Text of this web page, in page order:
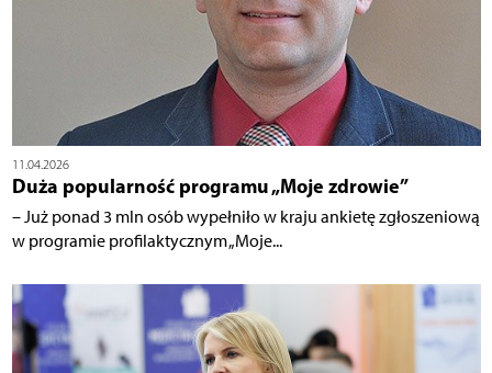
11.04.2026
Duża popularność programu „Moje zdrowie”
– Już ponad 3 mln osób wypełniło w kraju ankietę zgłoszeniową
w programie profilaktycznym „Moje...